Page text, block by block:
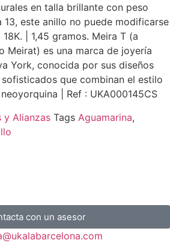
en talla brillante con peso
13, este anillo no puede modificarse
| 1,45 gramos. Meira T (a
Meirat) es una marca de joyería
York, conocida por sus diseños
que combinan el estilo
| Ref : UKA000145CS
y Alianzas Tags Aguamarina,
con un asesor